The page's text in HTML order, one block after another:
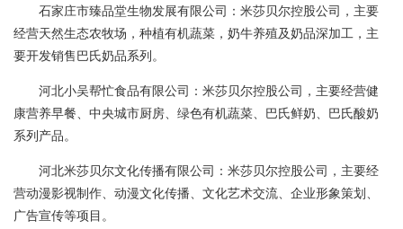
石家庄市臻品堂生物发展有限公司：米莎贝尔控股公司，主要
经营天然生态农牧场，种植有机蔬菜，奶牛养殖及奶品深加工，主
要开发销售巴氏奶品系列。
河北小吴帮忙食品有限公司：米莎贝尔控股公司，主要经营健
康营养早餐、中央城市厨房、绿色有机蔬菜、巴氏鲜奶、巴氏酸奶
系列产品。
河北米莎贝尔文化传播有限公司：米莎贝尔控股公司，主要经
营动漫影视制作、动漫文化传播、文化艺术交流、企业形象策划、
广告宣传等项目。